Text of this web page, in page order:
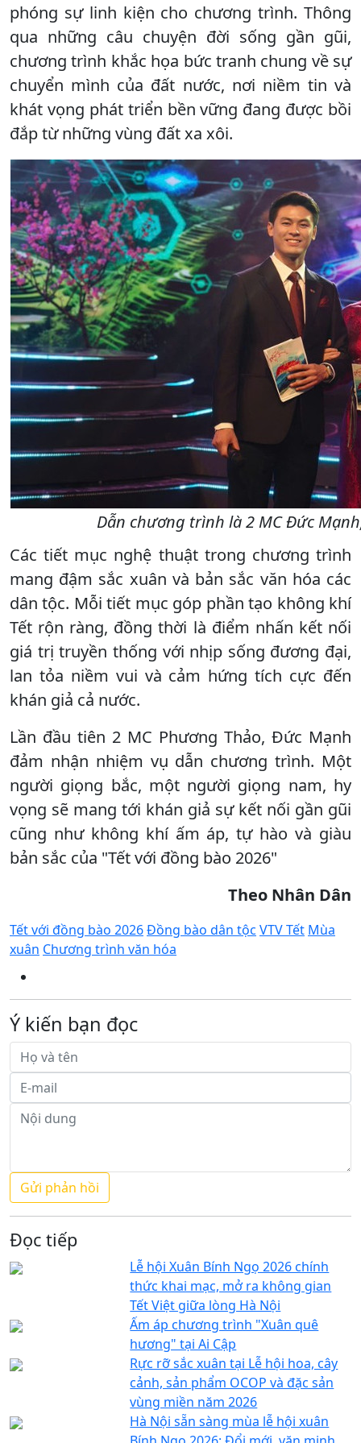
phóng sự linh kiện cho chương trình. Thông
qua những câu chuyện đời sống gần gũi,
chương trình khắc họa bức tranh chung về sự
chuyển mình của đất nước, nơi niềm tin và
khát vọng phát triển bền vững đang được bồi
đắp từ những vùng đất xa xôi.
Dẫn chương trình là 2 MC Đức
Các tiết mục nghệ thuật trong chương trình
mang đậm sắc xuân và bản sắc văn hóa các
dân tộc. Mỗi tiết mục góp phần tạo không khí
Tết rộn ràng, đồng thời là điểm nhấn kết nối
giá trị truyền thống với nhịp sống đương đại,
lan tỏa niềm vui và cảm hứng tích cực đến
khán giả cả nước.
Lần đầu tiên 2 MC Phương Thảo, Đức Mạnh
đảm nhận nhiệm vụ dẫn chương trình. Một
người giọng bắc, một người giọng nam, hy
vọng sẽ mang tới khán giả sự kết nối gần gũi
cũng như không khí ấm áp, tự hào và giàu
bản sắc của "Tết với đồng bào 2026"
Theo Nhân Dân
Tết với đồng bào 2026Đồng bào dân tộc VTV Tết Mùa
xuân Chương trình văn hóa
Ý kiến bạn đọc
Đọc tiếp
Lễ hội Xuân Bính Ngọ 2026 chính
thức khai mạc, mở ra không gian
Tết Việt giữa lòng Hà Nội
Ấm áp chương trình "Xuân quê
hương" tại Ai Cập
Rực rỡ sắc xuân tại Lễ hội hoa, cây
cảnh, sản phẩm OCOP và đặc sản
vùng miền năm 2026
Hà Nội sẵn sàng mùa lễ hội xuân